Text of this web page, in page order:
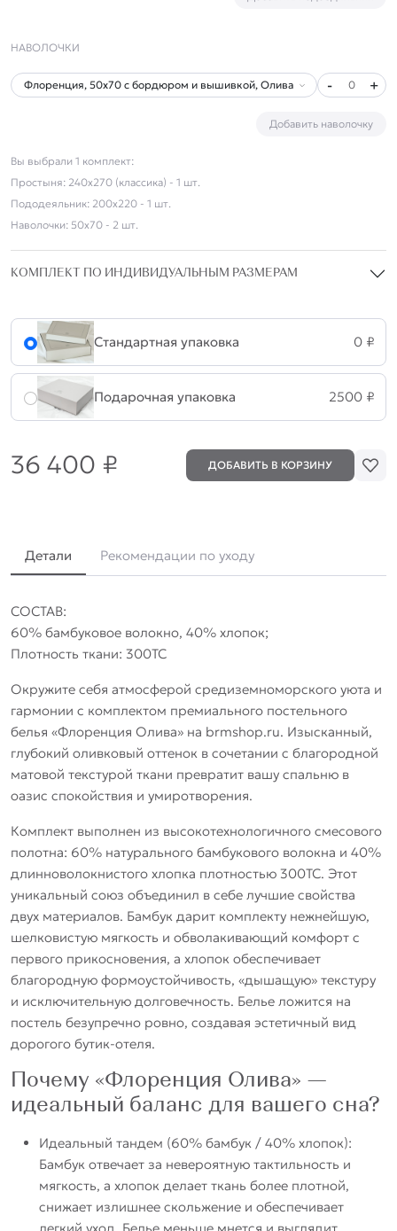
НАВОЛОЧКИ
- 0 +
Добавить наволочку
Вы выбрали 1 комплект:
Простыня: 240х270 (классика) - 1 шт.
Пододеяльник: 200х220 - 1 шт.
Наволочки: 50х70 - 2 шт.
КОМПЛЕКТ ПО ИНДИВИДУАЛЬНЫМ РАЗМЕРАМ
Стандартная упаковка 0 ₽
Подарочная упаковка 2500 ₽
36 400 ₽ ДОБАВИТЬ В КОРЗИНУ
Детали Рекомендации по уходу
СОСТАВ:
60% бамбуковое волокно, 40% хлопок;
Плотность ткани: 300TC
Окружите себя атмосферой средиземноморского уюта и
гармонии с комплектом премиального постельного
белья «Флоренция Олива» на brmshop.ru. Изысканный,
глубокий оливковый оттенок в сочетании с благородной
матовой текстурой ткани превратит вашу спальню в
оазис спокойствия и умиротворения.
Комплект выполнен из высокотехнологичного смесового
полотна: 60% натурального бамбукового волокна и 40%
длинноволокнистого хлопка плотностью 300ТС. Этот
уникальный союз объединил в себе лучшие свойства
двух материалов. Бамбук дарит комплекту нежнейшую,
шелковистую мягкость и обволакивающий комфорт с
первого прикосновения, а хлопок обеспечивает
благородную формоустойчивость, «дышащую» текстуру
и исключительную долговечность. Белье ложится на
постель безупречно ровно, создавая эстетичный вид
дорогого бутик-отеля.
Почему «Флоренция Олива» —
идеальный баланс для вашего сна?
Идеальный тандем (60% бамбук / 40% хлопок):
Бамбук отвечает за невероятную тактильность и
мягкость, а хлопок делает ткань более плотной,
снижает излишнее скольжение и обеспечивает